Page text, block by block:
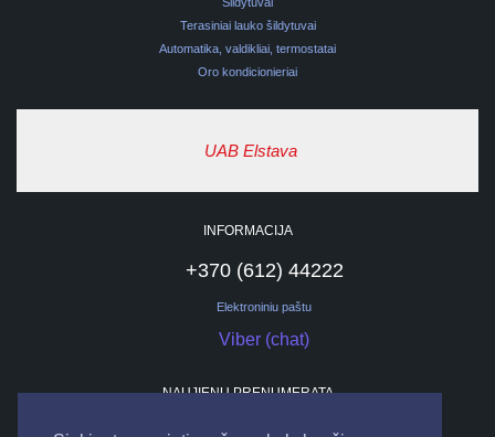
Terasiniai lauko šildytuvai
Automatika, valdikliai, termostatai
Oro kondicionieriai
UAB Elstava
INFORMACIJA
+370 (612) 44222
Elektroniniu paštu
Viber (chat)
NAUJIENŲ PRENUMERATA